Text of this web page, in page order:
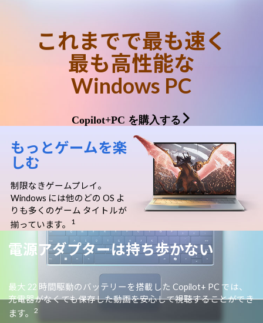
これまでで最も速く
最も高性能な​
Windows PC
Copilot+PC を購入する
もっとゲームを楽
しむ
制限なきゲームプレイ。
Windows には他のどの OS よ
りも多くのゲーム タイトルが
揃っています。
1
電源アダプターは持ち歩かない
最大 22 時間駆動のバッテリーを搭載した Copilot+ PC では、
充電器がなくても保存した動画を安心して視聴することができ
ます。 2